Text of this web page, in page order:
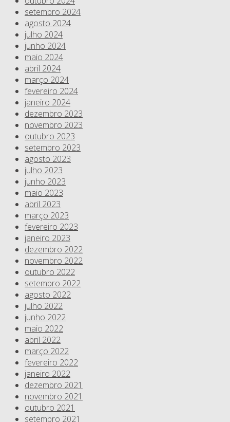
setembro 2024
agosto 2024
julho 2024
junho 2024
maio 2024
abril 2024
março 2024
fevereiro 2024
janeiro 2024
dezembro 2023
novembro 2023
outubro 2023
setembro 2023
agosto 2023
julho 2023
junho 2023
maio 2023
abril 2023
março 2023
fevereiro 2023
janeiro 2023
dezembro 2022
novembro 2022
outubro 2022
setembro 2022
agosto 2022
julho 2022
junho 2022
maio 2022
abril 2022
março 2022
fevereiro 2022
janeiro 2022
dezembro 2021
novembro 2021
outubro 2021
setembro 2021